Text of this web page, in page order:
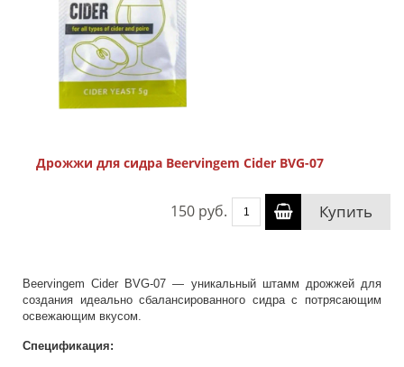
Дрожжи для сидра Beervingem Cider BVG-07
150 руб. Купить
Beervingem Cider BVG-07 — уникальный штамм дрожжей для
создания идеально сбалансированного сидра с потрясающим
освежающим вкусом.
Спецификация: